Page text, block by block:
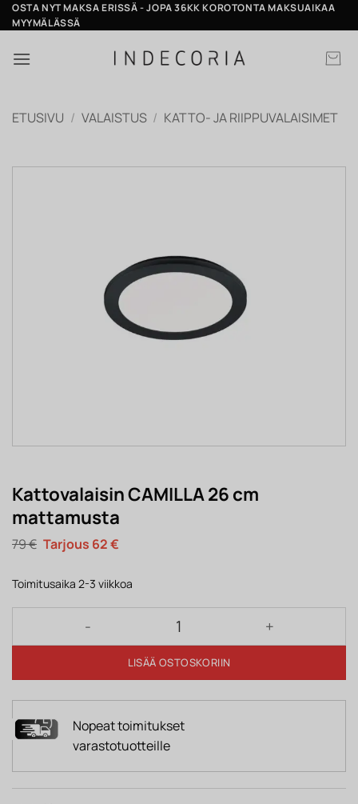
Skip
to
OSTA NYT MAKSA ERISSÄ - JOPA 36KK KOROTONTA MAKSUAIKAA
MYYMÄLÄSSÄ
ETUSIVU / VALAISTUS / KATTO- JA RIIPPUVALAISIMET
Kattovalaisin CAMILLA 26 cm
mattamusta
79€ Alkuperäinen
hinta
79 €.
62€Nykyinen
62 €.
Toimitusaika 2-3 viikkoa
Kattovalaisin CAMILLA 26 cm mattamusta määrä
LISÄÄ OSTOSKORIIN
Nopeat toimitukset
varastotuotteille